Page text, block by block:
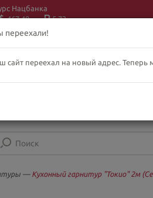
Нацбанка
467.48
5.73
— Кухонный гарнитур "Токио" 2м
переехали!
сайт переехал на новый адрес.